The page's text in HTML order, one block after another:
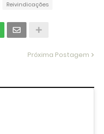
Reivindicações
Próxima Postagem